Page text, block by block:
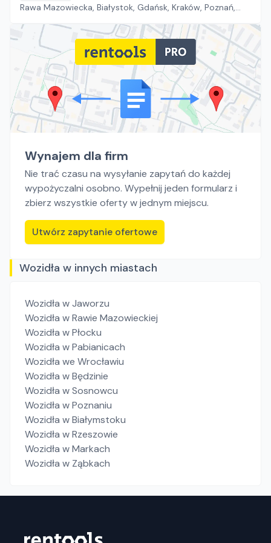
Rawa Mazowiecka, Białystok, Gdańsk, Kraków, Poznań,
Płock, Jawor, Pabianice, Suchy Las, Zielona Góra
Wynajem dla firm
Nie trać czasu na wysyłanie zapytań do każdej
wypożyczalni osobno. Wypełnij jeden formularz i
zbierz wszystkie oferty w jednym miejscu.
Utwórz zapytanie ofertowe
Wozidła w innych miastach
Wozidła w Jaworzu
Wozidła w Rawie Mazowieckiej
Wozidła w Płocku
Wozidła w Pabianicach
Wozidła we Wrocławiu
Wozidła w Będzinie
Wozidła w Sosnowcu
Wozidła w Poznaniu
Wozidła w Białymstoku
Wozidła w Rzeszowie
Wozidła w Markach
Wozidła w Ząbkach